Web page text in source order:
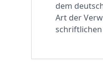
dem
Art der